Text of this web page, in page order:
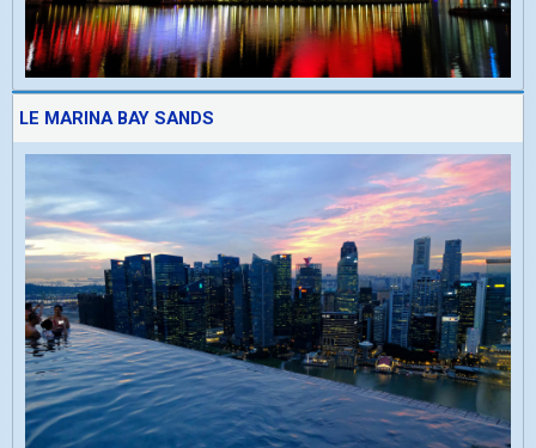
LE MARINA BAY SANDS